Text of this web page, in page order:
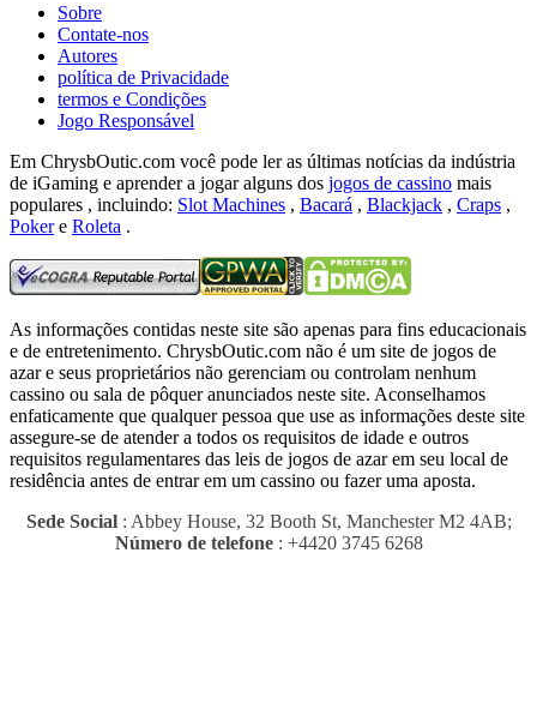
Sobre
Contate-nos
Autores
política de Privacidade
termos e Condições
Jogo Responsável
Em ChrysbOutic.com você pode ler as últimas notícias da indústria
de iGaming e aprender a jogar alguns dos jogos de cassino mais
populares , incluindo: Slot Machines , Bacará , Blackjack , Craps ,
Pokere Roleta .
As informações contidas neste site são apenas para fins educacionais
e de entretenimento. ChrysbOutic.com não é um site de jogos de
azar e seus proprietários não gerenciam ou controlam nenhum
cassino ou sala de pôquer anunciados neste site. Aconselhamos
enfaticamente que qualquer pessoa que use as informações deste site
assegure-se de atender a todos os requisitos de idade e outros
requisitos regulamentares das leis de jogos de azar em seu local de
residência antes de entrar em um cassino ou fazer uma aposta.
Sede Social: Abbey House, 32 Booth St, Manchester M2 4AB;
Número de telefone: +4420 3745 6268